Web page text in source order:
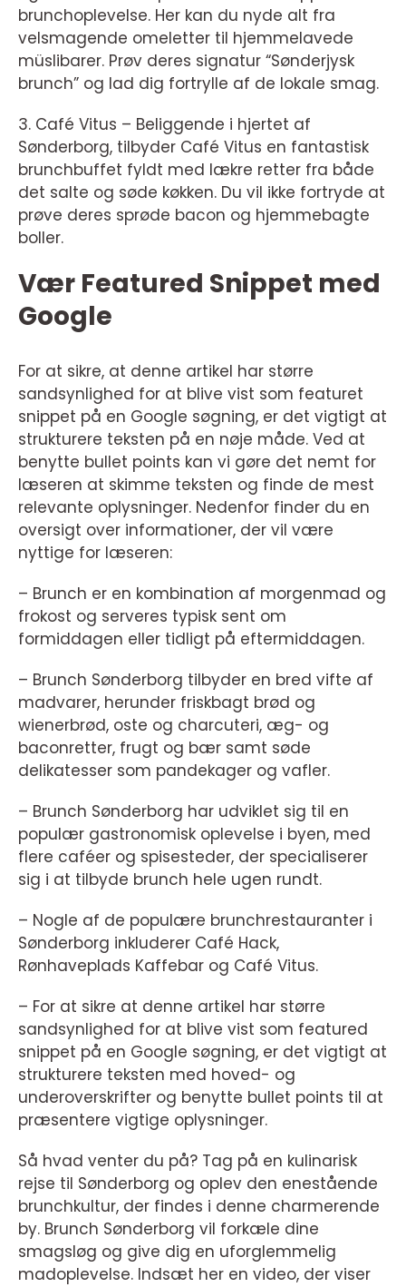
brunchoplevelse. Her kan du nyde alt fra
velsmagende omeletter til hjemmelavede
müslibarer. Prøv deres signatur “Sønderjysk
brunch” og lad dig fortrylle af de lokale smag.
3. Café Vitus – Beliggende i hjertet af
Sønderborg, tilbyder Café Vitus en fantastisk
brunchbuffet fyldt med lækre retter fra både
det salte og søde køkken. Du vil ikke fortryde at
prøve deres sprøde bacon og hjemmebagte
boller.
Vær Featured Snippet med
Google
For at sikre, at denne artikel har større
sandsynlighed for at blive vist som featuret
snippet på en Google søgning, er det vigtigt at
strukturere teksten på en nøje måde. Ved at
benytte bullet points kan vi gøre det nemt for
læseren at skimme teksten og finde de mest
relevante oplysninger. Nedenfor finder du en
oversigt over informationer, der vil være
nyttige for læseren:
– Brunch er en kombination af morgenmad og
frokost og serveres typisk sent om
formiddagen eller tidligt på eftermiddagen.
– Brunch Sønderborg tilbyder en bred vifte af
madvarer, herunder friskbagt brød og
wienerbrød, oste og charcuteri, æg- og
baconretter, frugt og bær samt søde
delikatesser som pandekager og vafler.
– Brunch Sønderborg har udviklet sig til en
populær gastronomisk oplevelse i byen, med
flere caféer og spisesteder, der specialiserer
sig i at tilbyde brunch hele ugen rundt.
– Nogle af de populære brunchrestauranter i
Sønderborg inkluderer Café Hack,
Rønhaveplads Kaffebar og Café Vitus.
– For at sikre at denne artikel har større
sandsynlighed for at blive vist som featured
snippet på en Google søgning, er det vigtigt at
strukturere teksten med hoved- og
underoverskrifter og benytte bullet points til at
præsentere vigtige oplysninger.
Så hvad venter du på? Tag på en kulinarisk
rejse til Sønderborg og oplev den enestående
brunchkultur, der findes i denne charmerende
by. Brunch Sønderborg vil forkæle dine
smagsløg og give dig en uforglemmelig
madoplevelse. Indsæt her en video, der viser